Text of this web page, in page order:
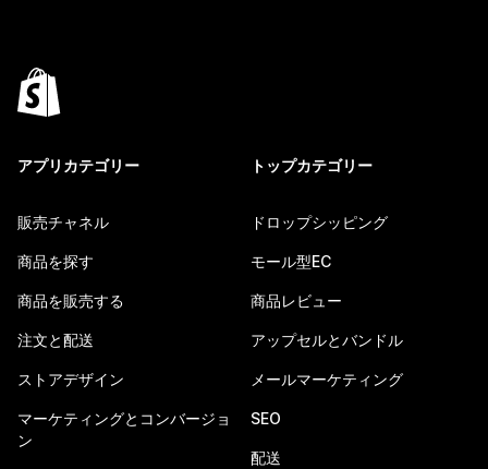
アプリカテゴリー
販売チャネル
商品を探す
商品を販売する
注文と配送
ストアデザイン
マーケティングとコンバージョ
ン
トップカテゴリー
ドロップシッピング
モール型EC
商品レビュー
アップセルとバンドル
メールマーケティング
SEO
配送